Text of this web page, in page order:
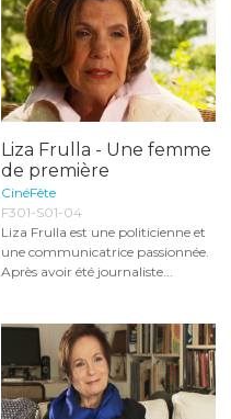
Liza Frulla - Une femme
de première
CinéFête
F301-S01-04
Liza Frulla est une politicienne et
une communicatrice passionnée.
Après avoir été journaliste...